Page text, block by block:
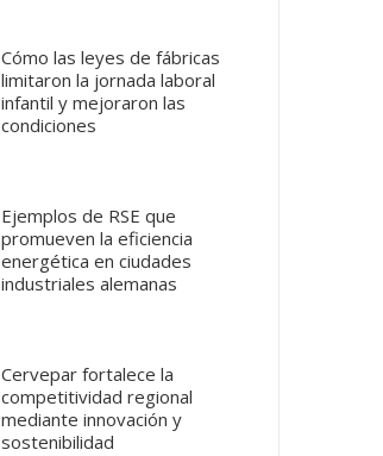
Cómo las leyes de fábricas
limitaron la jornada laboral
infantil y mejoraron las
condiciones
Ejemplos de RSE que
promueven la eficiencia
energética en ciudades
industriales alemanas
Cervepar fortalece la
competitividad regional
mediante innovación y
sostenibilidad